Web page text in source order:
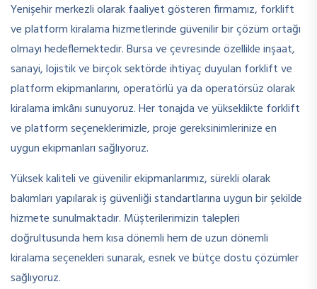
Yenişehir merkezli olarak faaliyet gösteren firmamız, forklift
ve platform kiralama hizmetlerinde güvenilir bir çözüm ortağı
olmayı hedeflemektedir. Bursa ve çevresinde özellikle inşaat,
sanayi, lojistik ve birçok sektörde ihtiyaç duyulan forklift ve
platform ekipmanlarını, operatörlü ya da operatörsüz olarak
kiralama imkânı sunuyoruz. Her tonajda ve yükseklikte forklift
ve platform seçeneklerimizle, proje gereksinimlerinize en
uygun ekipmanları sağlıyoruz.
Yüksek kaliteli ve güvenilir ekipmanlarımız, sürekli olarak
bakımları yapılarak iş güvenliği standartlarına uygun bir şekilde
hizmete sunulmaktadır. Müşterilerimizin talepleri
doğrultusunda hem kısa dönemli hem de uzun dönemli
kiralama seçenekleri sunarak, esnek ve bütçe dostu çözümler
sağlıyoruz.